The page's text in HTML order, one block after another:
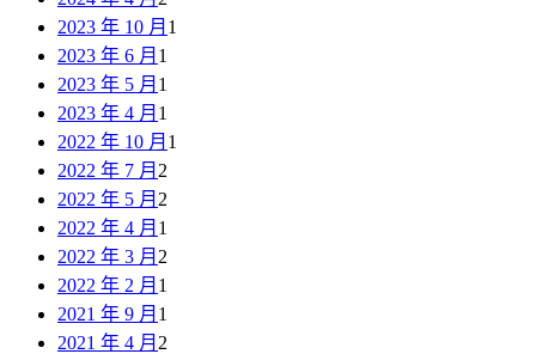
2023 年 10 月 1
2023 年 6 月 1
2023 年 5 月 1
2023 年 4 月 1
2022 年 10 月 1
2022 年 7 月 2
2022 年 5 月 2
2022 年 4 月 1
2022 年 3 月 2
2022 年 2 月 1
2021 年 9 月 1
2021 年 4 月 2